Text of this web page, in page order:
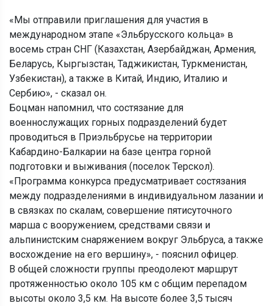
«Мы отправили приглашения для участия в
международном этапе «Эльбрусского кольца» в
восемь стран СНГ (Казахстан, Азербайджан, Армения,
Беларусь, Кыргызстан, Таджикистан, Туркменистан,
Узбекистан), а также в Китай, Индию, Италию и
Сербию», - сказал он.
Боцман напомнил, что состязание для
военнослужащих горных подразделений будет
проводиться в Приэльбрусье на территории
Кабардино-Балкарии на базе центра горной
подготовки и выживания (поселок Терскол).
«Программа конкурса предусматривает состязания
между подразделениями в индивидуальном лазании и
в связках по скалам, совершение пятисуточного
марша с вооружением, средствами связи и
альпинистским снаряжением вокруг Эльбруса, а также
восхождение на его вершину», - пояснил офицер.
В общей сложности группы преодолеют маршрут
протяженностью около 105 км с общим перепадом
высоты около 3,5 км. На высоте более 3,5 тысяч